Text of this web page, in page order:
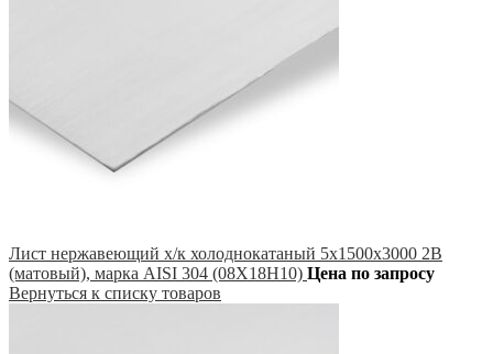
Лист нержавеющий х/к холоднокатаный 5х1500х3000 2B
(матовый), марка AISI 304 (08Х18Н10) Цена по запросу
Вернуться к списку товаров